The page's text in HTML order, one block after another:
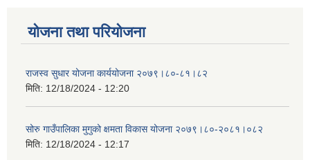
योजना तथा परियोजना
राजस्व सुधार योजना कार्ययोजना २०७९।८०-८१।८२
मिति: 12/18/2024 - 12:20
सोरु गाउँपालिका मुगुको क्षमता विकास योजना २०७९।८०-२०८१।०८२
मिति: 12/18/2024 - 12:17